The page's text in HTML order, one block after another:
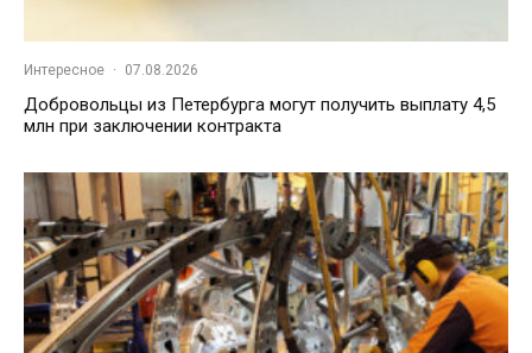
Интересное · 07.08.2026
Добровольцы из Петербурга могут получить выплату 4,5
млн при заключении контракта